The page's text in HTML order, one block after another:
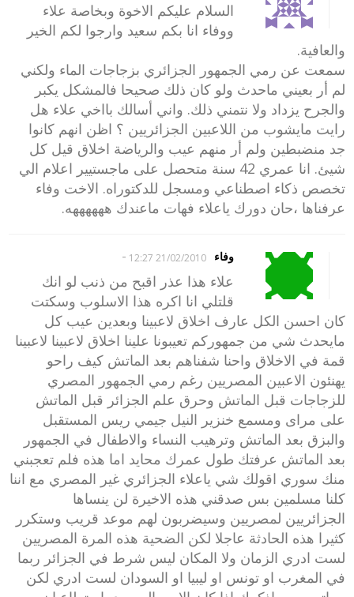
السلام عليكم الاخوة وبخاصة علاء
ووفاء انا بكم سعيد وارجوا لكم الخير
والعافية.
سمعت عن رمي الجمهور الجزائري بزجاجات الماء ولكني
لم أر بعيني ماحدث ولو كان ذلك صحيحا فالمشكل يكبر
والجرح يزداد ولا نتمني ذلك. واني أسالك بااخي علاء هل
رايت مايشوب من اللاعبين الجزائريين ؟ اظن انهم كانوا
جد منضبطين ولم أر منهم عيب والرياضة اخلاق قيل كل
شيئ. انا عمري 42 سنة متحصل على ماجستيير اعلام الي
تخصص ذكاء اصطناعي ومسجل للدكتوراه. الاخت وفاء
عرفناها ،حان دورك ياعلاء فهات ماعندك ههههههه.
وفاء 21/02/2010 12:27
-
علاء هذا عذر اقبح من ذنب لو انك
قلتلي انا اكره هذا الاسلوب وسكتت
كان احسن الكل عارف اخلاق لاعبينا وبعدين عيب كل
مايحدث شي من جمهوركم تعيبونا علينا اخلاق لاعبينا لاعبينا
قمة في الاخلاق واحنا شفناهم بعد الماتش كيف راحو
يهنئون الاعبين المصريين رغم رمي الجمهور المصري
للزجاجات قبل الماتش وحرق علم الجزائر قبل الماتش
على مراى ومسمع خنزير النيل جيمي ريس المستقبل
والبزق بعد الماتش وترهيب النساء والاطفال في الجمهور
بعد الماتش عرفتك طول عمرك محايد اما هذه فلم تعجبني
منك سوري اقولك شي ياعلاء الجزائري غير المصري مع اننا
كلنا مسلمين بس صدقني هذه الاخيرة لن ينساها
الجزائريين لمصريين وسيضربون لهم موعد قريب وستكرر
كثيرا هذه الحادثة عاجلا لكن الضحية هذه المرة المصريين
لست ادري الزمان ولا المكان ليس شرط في الجزائر ربما
في المغرب او تونس او ليبيا او السودان لست ادري لكن